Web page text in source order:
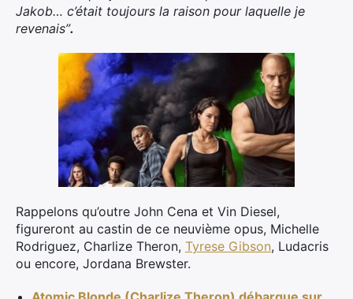
Jakob… c’était toujours la raison pour laquelle je
revenais”.
Rappelons qu’outre John Cena et Vin Diesel,
figureront au castin de ce neuvième opus, Michelle
Rodriguez, Charlize Theron, Tyrese Gibson, Ludacris
ou encore, Jordana Brewster.